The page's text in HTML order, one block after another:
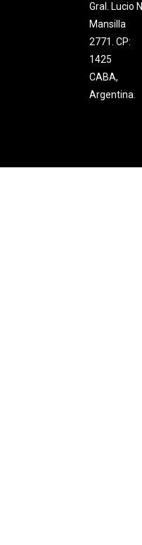
Gral. Lucio N.
Mansilla
2771. CP:
1425
CABA,
Argentina.